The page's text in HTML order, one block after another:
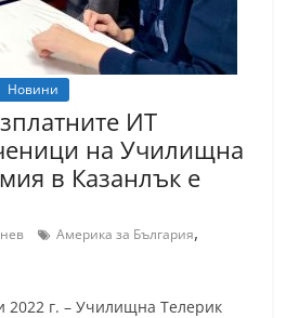
Новини
ИТ
на Училищна
в Казанлък е
Америка за България,
2022 г. – Училищна Телерик